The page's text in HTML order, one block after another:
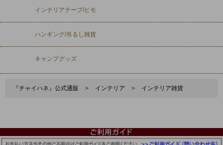
インテリアテープ/ヒモ
ハンギング/吊るし雑貨
キャンプグッズ
『チャイハネ』公式通販 > インテリア > インテリア雑貨